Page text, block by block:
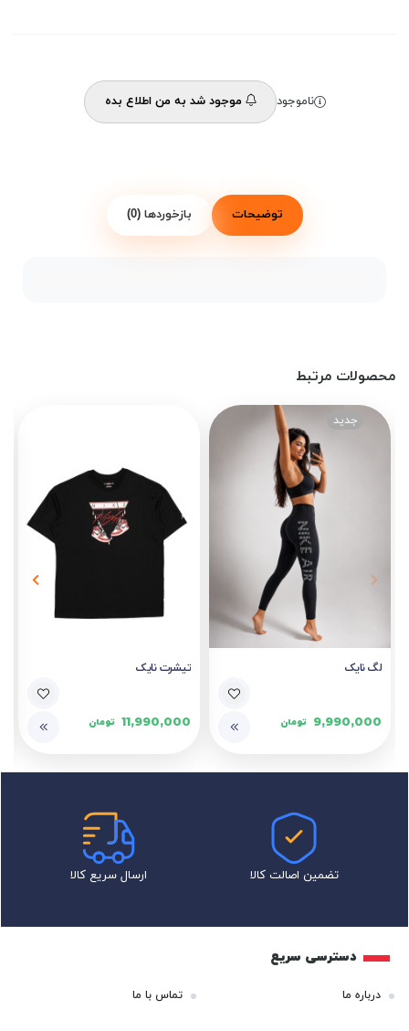
ناموجود موجود شد به من اطلاع بده
توضیحات بازخوردها (0)
محصولات مرتبط
لگ نایک
9,990,000 تومان
تیشرت نایک
11,990,000 تومان
تضمین اصالت کالا ارسال سریع کالا
دسترسی سریع
درباره ما تماس با ما